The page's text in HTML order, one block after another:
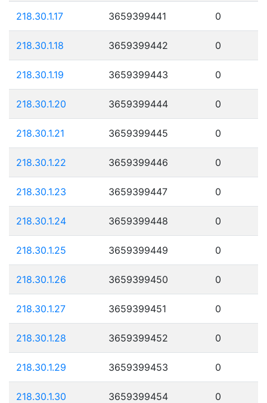
218.30.1.17 3659399441 0
218.30.1.18 3659399442 0
218.30.1.19 3659399443 0
218.30.1.20 3659399444 0
218.30.1.21 3659399445 0
218.30.1.22 3659399446 0
218.30.1.23 3659399447 0
218.30.1.24 3659399448 0
218.30.1.25 3659399449 0
218.30.1.26 3659399450 0
218.30.1.27 3659399451 0
218.30.1.28 3659399452 0
218.30.1.29 3659399453 0
218.30.1.30 3659399454 0